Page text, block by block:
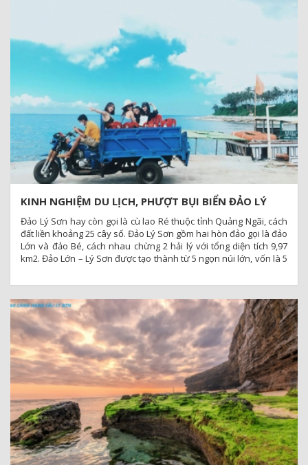
KINH NGHIỆM DU LỊCH, PHƯỢT BỤI BIỂN ĐẢO LÝ
SƠN – QUẢNG NGÃI
Đảo Lý Sơn hay còn gọi là cù lao Ré thuộc tỉnh Quảng Ngãi, cách
đất liền khoảng 25 cây số. Đảo Lý Sơn gồm hai hòn đảo gọi là đảo
Lớn và đảo Bé, cách nhau chừng 2 hải lý với tổng diện tích 9,97
km2. Đảo Lớn – Lý Sơn được tạo thành từ 5 ngọn núi lớn, vốn là 5